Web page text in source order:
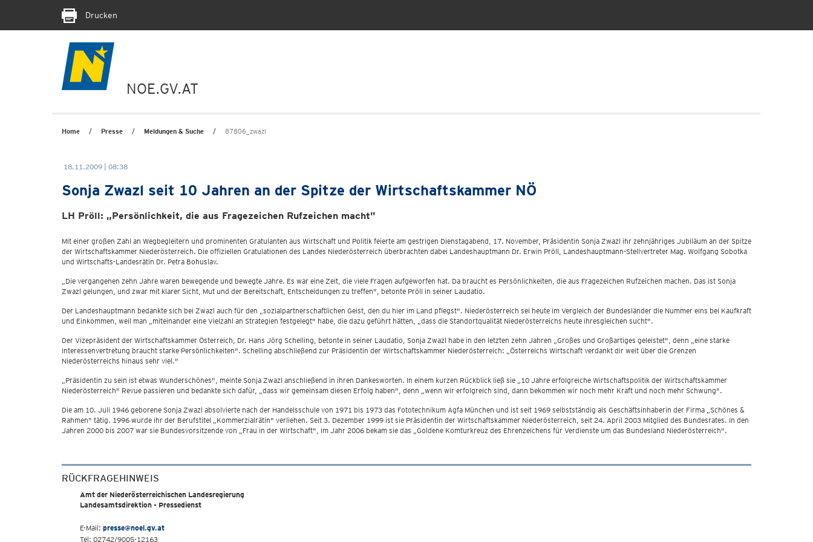
Drucken
NOE.GV.AT
Home Presse Meldungen & Suche 87806_zwazl
18.11.2009 | 08:38
Sonja Zwazl seit 10 Jahren an der Spitze der Wirtschaftskammer NÖ
LH Pröll: „Persönlichkeit, die aus Fragezeichen Rufzeichen macht"
Mit einer großen Zahl an Wegbegleitern und prominenten Gratulanten aus Wirtschaft und Politik feierte am gestrigen Dienstagabend, 17. November, Präsidentin Sonja Zwazl ihr zehnjähriges Jubiläum an der Spitze
der Wirtschaftskammer Niederösterreich. Die offiziellen Gratulationen des Landes Niederösterreich überbrachten dabei Landeshauptmann Dr. Erwin Pröll, Landeshauptmann-Stellvertreter Mag. Wolfgang Sobotka
und Wirtschafts-Landesrätin Dr. Petra Bohuslav.
„Die vergangenen zehn Jahre waren bewegende und bewegte Jahre. Es war eine Zeit, die viele Fragen aufgeworfen hat. Da braucht es Persönlichkeiten, die aus Fragezeichen Rufzeichen machen. Das ist Sonja
Zwazl gelungen, und zwar mit klarer Sicht, Mut und der Bereitschaft, Entscheidungen zu treffen", betonte Pröll in seiner Laudatio.
Der Landeshauptmann bedankte sich bei Zwazl auch für den „sozialpartnerschaftlichen Geist, den du hier im Land pflegst". Niederösterreich sei heute im Vergleich der Bundesländer die Nummer eins bei Kaufkraft
und Einkommen, weil man „miteinander eine Vielzahl an Strategien festgelegt" habe, die dazu geführt hätten, „dass die Standortqualität Niederösterreichs heute ihresgleichen sucht".
Der Vizepräsident der Wirtschaftskammer Österreich, Dr. Hans Jörg Schelling, betonte in seiner Laudatio, Sonja Zwazl habe in den letzten zehn Jahren „Großes und Großartiges geleistet", denn „eine starke
Interessenvertretung braucht starke Persönlichkeiten". Schelling abschließend zur Präsidentin der Wirtschaftskammer Niederösterreich: „Österreichs Wirtschaft verdankt dir weit über die Grenzen
Niederösterreichs hinaus sehr viel."
„Präsidentin zu sein ist etwas Wunderschönes", meinte Sonja Zwazl anschließend in ihren Dankesworten. In einem kurzen Rückblick ließ sie „10 Jahre erfolgreiche Wirtschaftspolitik der Wirtschaftskammer
Niederösterreich" Revue passieren und bedankte sich dafür, „dass wir gemeinsam diesen Erfolg haben", denn „wenn wir erfolgreich sind, dann bekommen wir noch mehr Kraft und noch mehr Schwung".
Die am 10. Juli 1946 geborene Sonja Zwazl absolvierte nach der Handelsschule von 1971 bis 1973 das Fototechnikum Agfa München und ist seit 1969 selbstständig als Geschäftsinhaberin der Firma „Schönes &
Rahmen" tätig. 1996 wurde ihr der Berufstitel „Kommerzialrätin" verliehen. Seit 3. Dezember 1999 ist sie Präsidentin der Wirtschaftskammer Niederösterreich, seit 24. April 2003 Mitglied des Bundesrates. In den
Jahren 2000 bis 2007 war sie Bundesvorsitzende von „Frau in der Wirtschaft", im Jahr 2006 bekam sie das „Goldene Komturkreuz des Ehrenzeichens für Verdienste um das Bundesland Niederösterreich".
RÜCKFRAGEHINWEIS
Amt der Niederösterreichischen Landesregierung
Landesamtsdirektion - Pressedienst
E-Mail: presse@noel.gv.at
Tel: 02742/9005-12163